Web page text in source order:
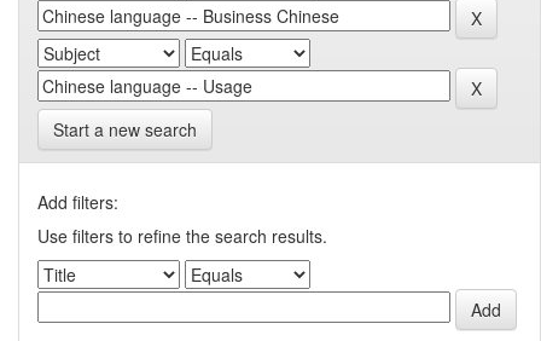
Start a new search
Add filters:
Use filters to refine the search results.